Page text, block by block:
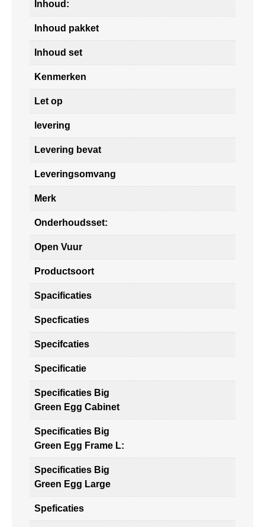
Inhoud:
Inhoud pakket
Inhoud set
Kenmerken
Let op
levering
Levering bevat
Leveringsomvang
Merk
Onderhoudsset:
Open Vuur
Productsoort
Spacificaties
Specficaties
Specifcaties
Specificatie
Specificaties Big
Green Egg Cabinet
Specificaties Big
Green Egg Frame L:
Specificaties Big
Green Egg Large
Speficaties